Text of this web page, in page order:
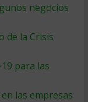
negocios
de la Crisis
para las
las empresas